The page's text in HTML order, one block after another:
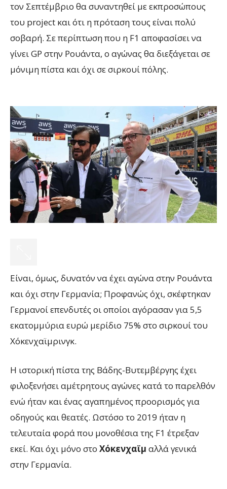
τον Σεπτέμβριο θα συναντηθεί με εκπροσώπους
του project και ότι η πρόταση τους είναι πολύ
σοβαρή. Σε περίπτωση που η F1 αποφασίσει να
γίνει GP στην Ρουάντα, ο αγώνας θα διεξάγεται σε
μόνιμη πίστα και όχι σε σιρκουί πόλης.
Είναι, όμως, δυνατόν να έχει αγώνα στην Ρουάντα
και όχι στην Γερμανία; Προφανώς όχι, σκέφτηκαν
Γερμανοί επενδυτές οι οποίοι αγόρασαν για 5,5
εκατομμύρια ευρώ μερίδιο 75% στο σιρκουί του
Χόκενχαϊμρινγκ.
Η ιστορική πίστα της Βάδης-Βυτεμβέργης έχει
φιλοξενήσει αμέτρητους αγώνες κατά το παρελθόν
ενώ ήταν και ένας αγαπημένος προορισμός για
οδηγούς και θεατές. Ωστόσο το 2019 ήταν η
τελευταία φορά που μονοθέσια της F1 έτρεξαν
εκεί. Και όχι μόνο στο Χόκενχαϊμ αλλά γενικά
στην Γερμανία.